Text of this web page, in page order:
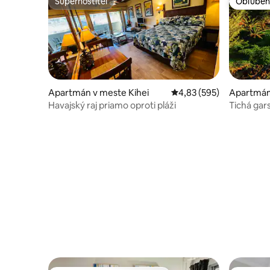
Superhostiteľ
Apartmán v meste Kihei Priemerné
4,83 (595)
Havajský raj priamo oproti pláži
Tichá